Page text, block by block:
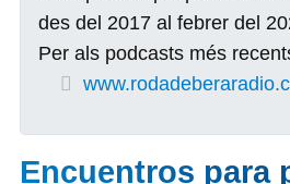
des del 2017 al febrer del
Per als podcasts més
Encuentros para